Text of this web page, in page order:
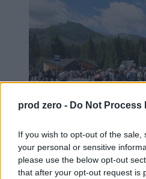
prod zero - Do Not Process
If you wish to opt-out of the
your personal or sensitive
please use the below opt-out
that after your opt-out request is
Upał i gwałtowne burze.